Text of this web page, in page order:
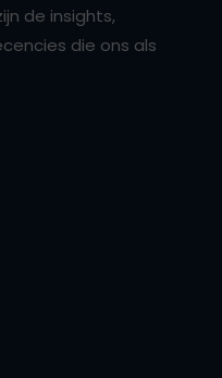
de insights,
die ons als